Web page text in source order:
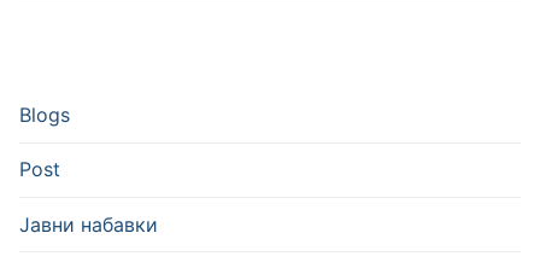
Blogs
Post
Јавни набавки